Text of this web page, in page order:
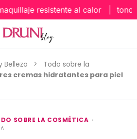
resistente al calor tonos
Belleza
Todo sobre la
cremas hidratantes para piel
SOBRE LA COSMÉTICA